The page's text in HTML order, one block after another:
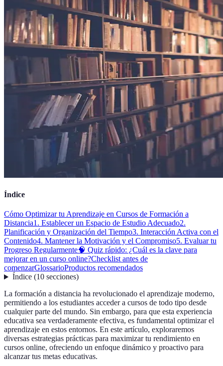
Índice
Cómo Optimizar tu Aprendizaje en Cursos de Formación a
Distancia1. Establecer un Espacio de Estudio Adecuado2.
Planificación y Organización del Tiempo3. Interacción Activa con el
Contenido4. Mantener la Motivación y el Compromiso5. Evaluar tu
Progreso Regularmente🧠 Quiz rápido: ¿Cuál es la clave para
mejorar en un curso online?Checklist antes de
comenzarGlossarioProductos recomendados
Índice(10 secciones)
La formación a distancia ha revolucionado el aprendizaje moderno,
permitiendo a los estudiantes acceder a cursos de todo tipo desde
cualquier parte del mundo. Sin embargo, para que esta experiencia
educativa sea verdaderamente efectiva, es fundamental optimizar el
aprendizaje en estos entornos. En este artículo, exploraremos
diversas estrategias prácticas para maximizar tu rendimiento en
cursos online, ofreciendo un enfoque dinámico y proactivo para
alcanzar tus metas educativas.